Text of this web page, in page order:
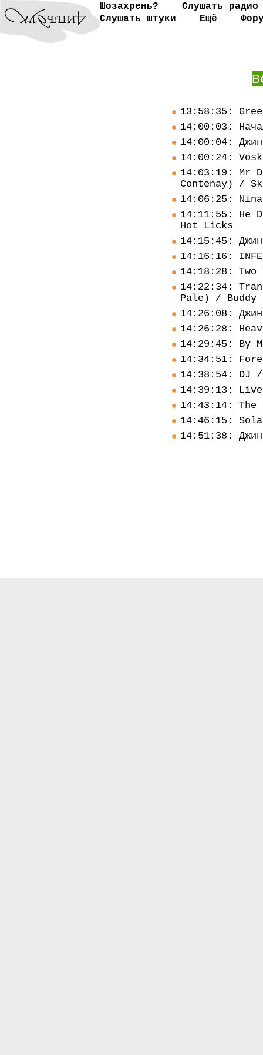
Шозахрень?
Слушать радио
Слушать штуки
Ещё
В
13:58:35:
14:00:03:
14:00:04:
14:00:24:
14:03:19: Mr
Contenay) /
14:06:25:
14:11:55: He
Hot Licks
14:15:45:
14:16:16:
14:18:28: Two
14:22:34:
Pale) / Buddy
14:26:08:
14:26:28:
14:29:45: By
14:34:51:
14:38:54: DJ /
14:39:13:
14:43:14:
14:46:15:
14:51:38: